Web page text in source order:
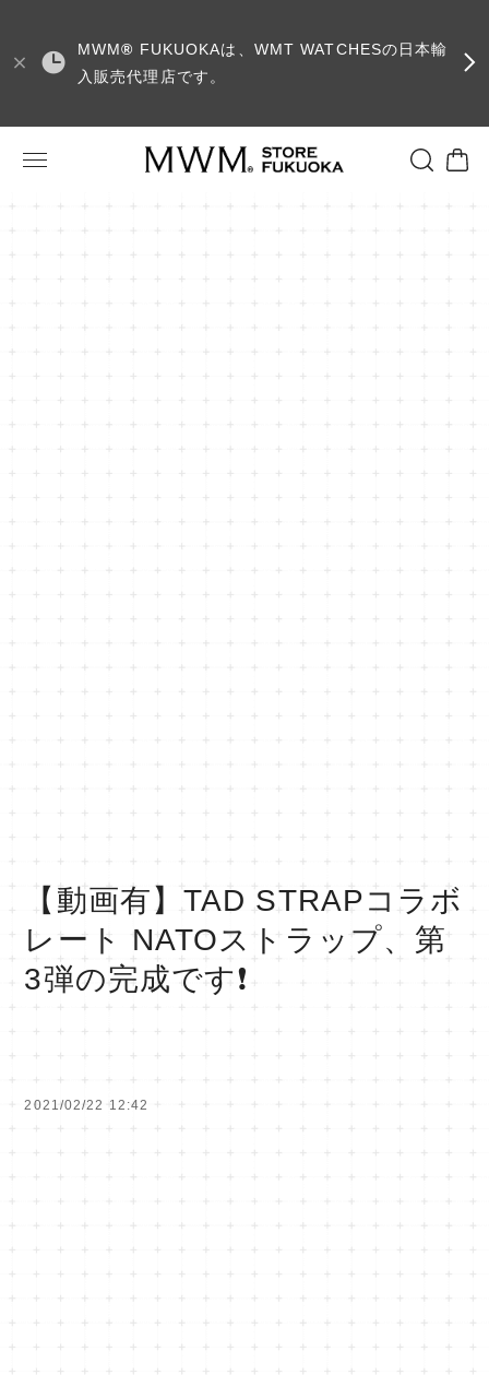
MWM® FUKUOKAは、WMT WATCHESの日本輸
入販売代理店です。
【動画有】TAD STRAPコラボ
レート NATOストラップ、第
3弾の完成です❗️
2021/02/22 12:42